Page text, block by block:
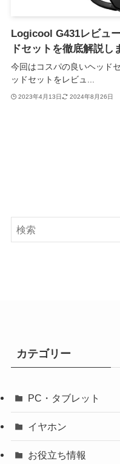
Logicool G431レビュ
ドセットを徹底解説し
今回はコスパの良いヘッド
ッドセットをレビュ...
2023年4月13日 2024年8月26日
カテゴリー
PC・タブレット
イヤホン
お役立ち情報